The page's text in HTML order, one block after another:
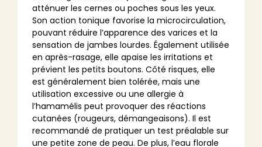
atténuer les cernes ou poches sous les yeux.
Son action tonique favorise la microcirculation,
pouvant réduire l’apparence des varices et la
sensation de jambes lourdes. Également utilisée
en après-rasage, elle apaise les irritations et
prévient les petits boutons. Côté risques, elle
est généralement bien tolérée, mais une
utilisation excessive ou une allergie à
l’hamamélis peut provoquer des réactions
cutanées (rougeurs, démangeaisons). Il est
recommandé de pratiquer un test préalable sur
une petite zone de peau. De plus, l’eau florale